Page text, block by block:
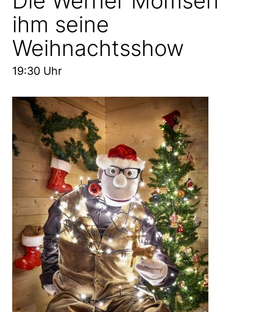
ihm seine
Weihnachtsshow
19:30 Uhr